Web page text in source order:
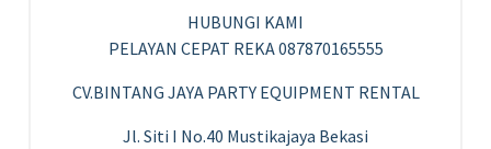
HUBUNGI KAMI
PELAYAN CEPAT REKA 087870165555
CV.BINTANG JAYA PARTY EQUIPMENT RENTAL
Jl. Siti I No.40 Mustikajaya Bekasi